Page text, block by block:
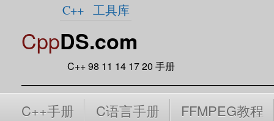
CppDS.com
C++ 98 11 14 17 20 手册
C++手册 C语言手册
FFMPEG教程
C++ 工具库